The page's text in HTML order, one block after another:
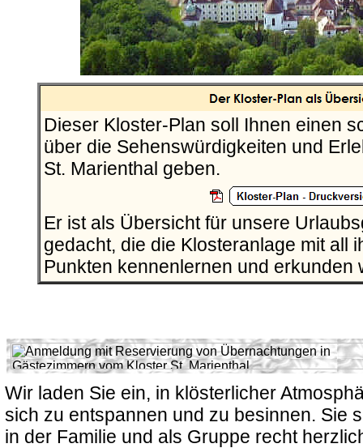
Dieser Kloster-Plan soll Ihnen einen
über die Sehenswürdigkeiten und
St. Marienthal geben.
Er ist als Übersicht für unsere
gedacht, die die Klosteranlage mit all
Punkten kennenlernen und erkunden
Wir laden Sie ein, in klösterlicher
sich zu entspannen und zu besinnen. Sie
in der Familie und als Gruppe recht